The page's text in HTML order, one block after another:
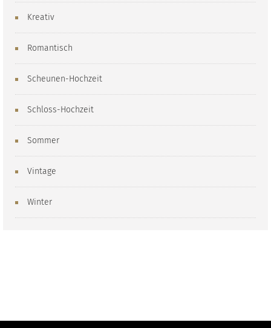
Kreativ
Romantisch
Scheunen-Hochzeit
Schloss-Hochzeit
Sommer
Vintage
Winter